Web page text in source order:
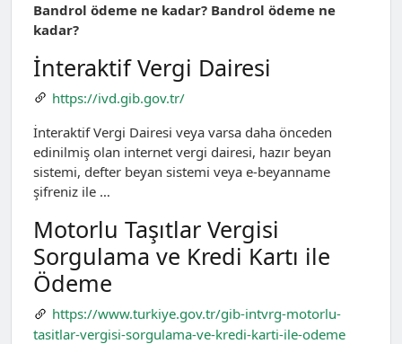
Bandrol ödeme ne kadar? Bandrol ödeme ne
kadar?
İnteraktif Vergi Dairesi
https://ivd.gib.gov.tr/
İnteraktif Vergi Dairesi veya varsa daha önceden
edinilmiş olan internet vergi dairesi, hazır beyan
sistemi, defter beyan sistemi veya e-beyanname
şifreniz ile …
Motorlu Taşıtlar Vergisi
Sorgulama ve Kredi Kartı ile
Ödeme
https://www.turkiye.gov.tr/gib-intvrg-motorlu-
tasitlar-vergisi-sorgulama-ve-kredi-karti-ile-odeme